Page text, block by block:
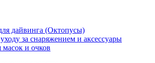
дайвинга (Октопусы)
за снаряжением и аксессуары
и очков